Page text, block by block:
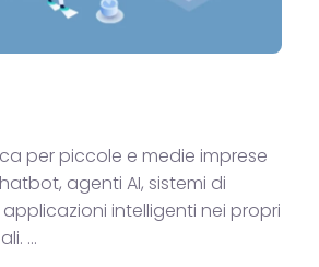
per piccole e medie imprese
agenti AI, sistemi di
intelligenti nei propri